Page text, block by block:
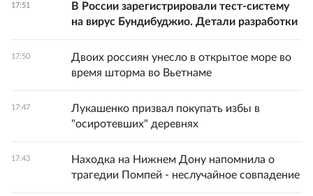
17:51
В России зарегистрировали тест-систему
на вирус Бундибуджио. Детали разработки
17:50
Двоих россиян унесло в открытое море во
время шторма во Вьетнаме
17:47
Лукашенко призвал покупать избы в
"осиротевших" деревнях
17:43
Находка на Нижнем Дону напомнила о
трагедии Помпей - неслучайное совпадение